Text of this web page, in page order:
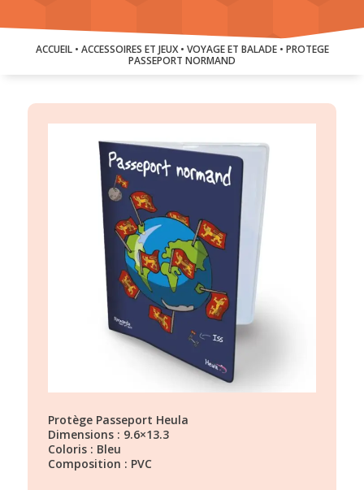
ACCUEIL• ACCESSOIRES ET JEUX• VOYAGE ET BALADE• PROTEGE
PASSEPORT NORMAND
Protège Passeport Heula
Dimensions : 9.6×13.3
Coloris : Bleu
Composition : PVC